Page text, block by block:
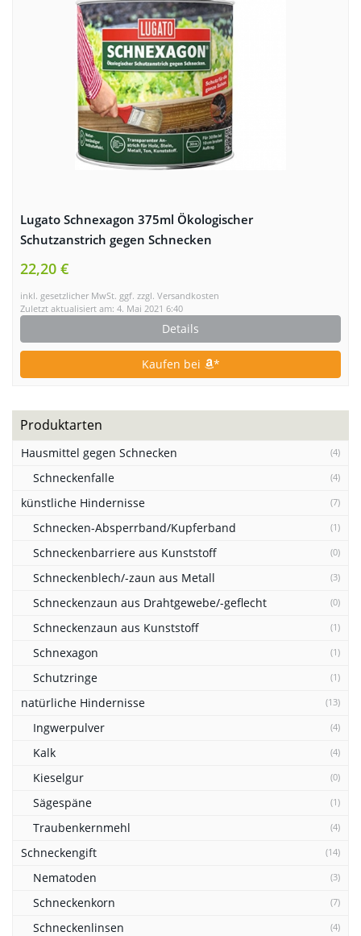
Lugato Schnexagon 375ml Ökologischer
Schutzanstrich gegen Schnecken
22,20 €
inkl. gesetzlicher MwSt. ggf. zzgl. Versandkosten
Zuletzt aktualisiert am: 4. Mai 2021 6:40
Details
Kaufen bei *
Produktarten
Hausmittel gegen Schnecken (4)
Schneckenfalle (4)
künstliche Hindernisse (7)
Schnecken-Absperrband/Kupferband (1)
Schneckenbarriere aus Kunststoff (0)
Schneckenblech/-zaun aus Metall (3)
Schneckenzaun aus Drahtgewebe/-geflecht (0)
Schneckenzaun aus Kunststoff (1)
Schnexagon (1)
Schutzringe (1)
natürliche Hindernisse (13)
Ingwerpulver (4)
Kalk (4)
Kieselgur (0)
Sägespäne (1)
Traubenkernmehl (4)
Schneckengift (14)
Nematoden (3)
Schneckenkorn (7)
Schneckenlinsen (4)